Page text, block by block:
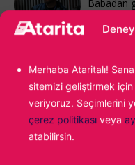
Merhaba Ataritalı!
sitemizi geliştirmek
veriyoruz. Seçimlerini
çerez politikası veya
atabilirsin.
Babadan
sonunda
Konu: EA Sports FC